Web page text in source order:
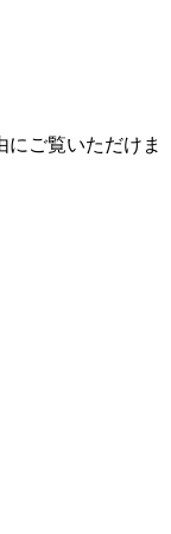
にご覧いただけま